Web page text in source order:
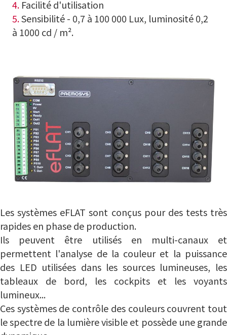
4. Facilité d'utilisation
5.Sensibilité - 0,7 à 100 000 Lux, luminosité 0,2
à 1000 cd / m².
Les systèmes eFLAT sont conçus pour des tests très
rapides en phase de production.
Ils peuvent être utilisés en multi-canaux et
permettent l'analyse de la couleur et la puissance
des LED utilisées dans les sources lumineuses, les
tableaux de bord, les cockpits et les voyants
lumineux...
Ces systèmes de contrôle des couleurs couvrent tout
le spectre de la lumière visible et possède une grande